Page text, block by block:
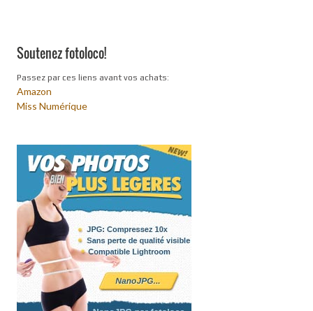
Soutenez fotoloco!
Passez par ces liens avant vos achats:
Amazon
Miss Numérique